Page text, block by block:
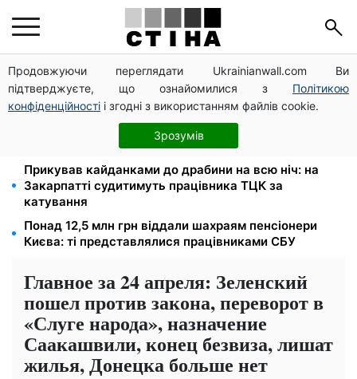
Продовжуючи переглядати Ukrainianwall.com Ви
підтверджуєте, що ознайомилися з Політикою
конфіденційності і згодні з використанням файлів cookie.
Зрозумів
Пенсійна реформа у вересні: добровільні
накопичення й перегляд спецпенсій суддів
На стадіоні «Спартак» у Києві відбувся
товариський матч між командами посольств США
Прикував кайданками до драбини на всю ніч: на
Закарпатті судитимуть працівника ТЦК за
катування
Понад 12,5 млн грн віддали шахраям пенсіонери
Києва: ті представлялися працівниками СБУ
Главное за 24 апреля: Зеленский
пошел против закона, переворот в
«Слуге народа», назначение
Саакашвили, конец безвиза, лишат
жилья, Донецка больше нет